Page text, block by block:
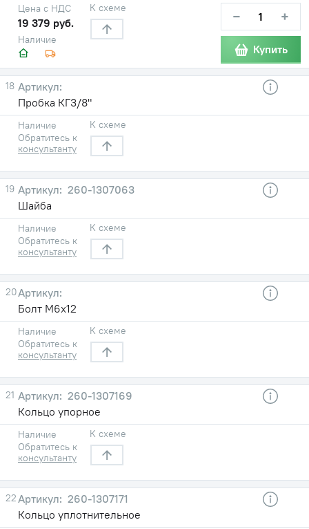
Наличие
Цена с НДС
19 379 руб.
К схеме − +
Купить
18
Пробка КГ3/8"
Наличие
Обратитесь к
консультанту
К схеме
19
260-1307063
Шайба
Наличие
Обратитесь к
консультанту
К схеме
20
Болт М6х12
Наличие
Обратитесь к
консультанту
К схеме
21
260-1307169
Кольцо упорное
Наличие
Обратитесь к
консультанту
К схеме
22
260-1307171
Кольцо уплотнительное